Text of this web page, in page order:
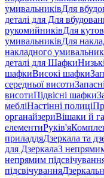
умивальниківДля
деталі для Для
рукомийниківДля
умивальниківДля
накладного
деталі для Шафки
шафкиВисокі шафки
середньої висоти
висотиПідвісні шафки
мебліНастінні полиці
органайзериВішаки й
елементиРуків'я
приладдяДзеркала та
для ДзеркалаЗ
непрямим
підсвічування